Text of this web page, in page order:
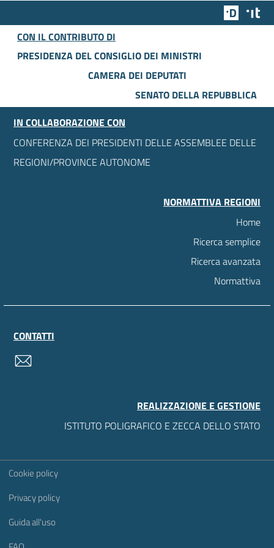
Team
CON IL CONTRIBUTO DI
PRESIDENZA DEL CONSIGLIO DEI MINISTRI
CAMERA DEI DEPUTATI
SENATO DELLA REPUBBLICA
IN COLLABORAZIONE CON
CONFERENZA DEI PRESIDENTI DELLE ASSEMBLEE DELLE
REGIONI/PROVINCE AUTONOME
NORMATTIVA REGIONI
Home
Ricerca semplice
Ricerca avanzata
Normattiva
CONTATTI
REALIZZAZIONE E GESTIONE
ISTITUTO POLIGRAFICO E ZECCA DELLO STATO
Sezione Link Utili
Cookie policy
Privacy policy
Guida all'uso